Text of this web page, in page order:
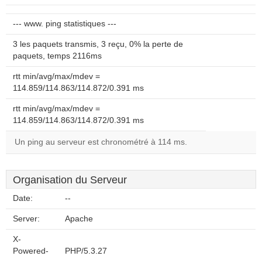
--- www. ping statistiques ---
3 les paquets transmis, 3 reçu, 0% la perte de
paquets, temps 2116ms
rtt min/avg/max/mdev =
114.859/114.863/114.872/0.391 ms
rtt min/avg/max/mdev =
114.859/114.863/114.872/0.391 ms
Un ping au serveur est chronométré à 114 ms.
Organisation du Serveur
Date: --
Server: Apache
X-
Powered-
PHP/5.3.27